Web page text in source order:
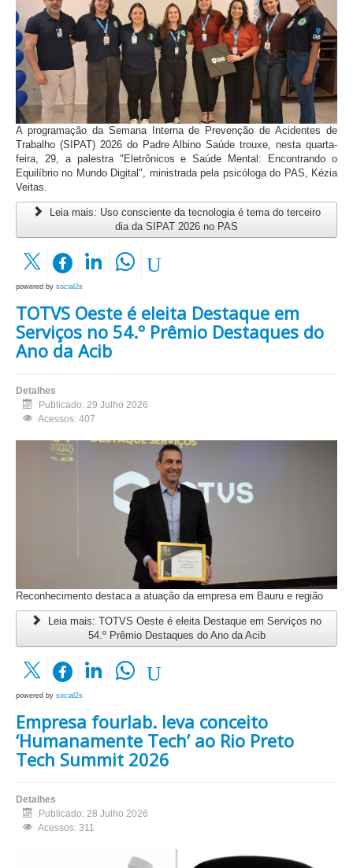
A programação da Semana Interna de Prevenção de Acidentes de
Trabalho (SIPAT) 2026 do Padre Albino Saúde trouxe, nesta quarta-
feira, 29, a palestra "Eletrônicos e Saúde Mental: Encontrando o
Equilíbrio no Mundo Digital", ministrada pela psicóloga do PAS, Kézia
Veitas.
Leia mais: Uso consciente da tecnologia é tema do terceiro
dia da SIPAT 2026 no PAS
powered by social2s
TOTVS Oeste é eleita Destaque em
Serviços no 54.º Prêmio Destaques do
Ano da Acib
Detalhes
Publicado: 29 Julho 2026
Acessos: 407
Reconhecimento destaca a atuação da empresa em Bauru e região
Leia mais: TOTVS Oeste é eleita Destaque em Serviços no
54.º Prêmio Destaques do Ano da Acib
powered by social2s
Empresa fourlab. leva conceito
‘Humanamente Tech’ ao Rio Preto
Tech Summit 2026
Detalhes
Publicado: 28 Julho 2026
Acessos: 311